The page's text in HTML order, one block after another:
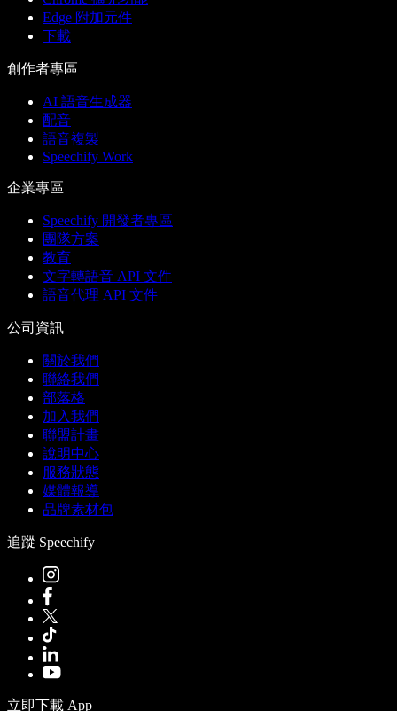
Edge 附加元件
下載
創作者專區
AI 語音生成器
配音
語音複製
Speechify Work
企業專區
Speechify 開發者專區
團隊方案
教育
文字轉語音 API 文件
語音代理 API 文件
公司資訊
關於我們
聯絡我們
部落格
加入我們
聯盟計畫
說明中心
服務狀態
媒體報導
品牌素材包
追蹤 Speechify
立即下載 App